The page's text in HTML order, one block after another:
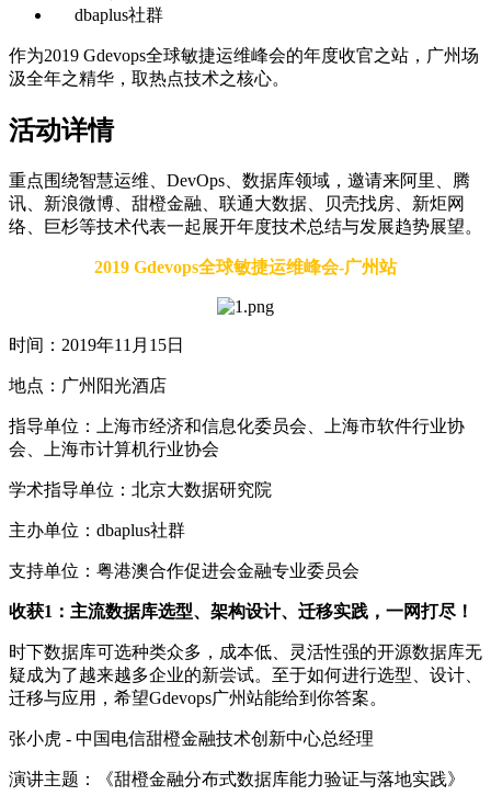
dbaplus社群
作为2019 Gdevops全球敏捷运维峰会的年度收官之站，广州场
汲全年之精华，取热点技术之核心。
活动详情
重点围绕智慧运维、DevOps、数据库领域，邀请来阿里、腾
讯、新浪微博、甜橙金融、联通大数据、贝壳找房、新炬网
络、巨杉等技术代表一起展开年度技术总结与发展趋势展望。
2019 Gdevops全球敏捷运维峰会-广州站
时间：2019年11月15日
地点：广州阳光酒店
指导单位：上海市经济和信息化委员会、上海市软件行业协
会、上海市计算机行业协会
学术指导单位：北京大数据研究院
主办单位：dbaplus社群
支持单位：粤港澳合作促进会金融专业委员会
收获1：主流数据库选型、架构设计、迁移实践，一网打尽！
时下数据库可选种类众多，成本低、灵活性强的开源数据库无
疑成为了越来越多企业的新尝试。至于如何进行选型、设计、
迁移与应用，希望Gdevops广州站能给到你答案。
张小虎 - 中国电信甜橙金融技术创新中心总经理
演讲主题：《甜橙金融分布式数据库能力验证与落地实践》